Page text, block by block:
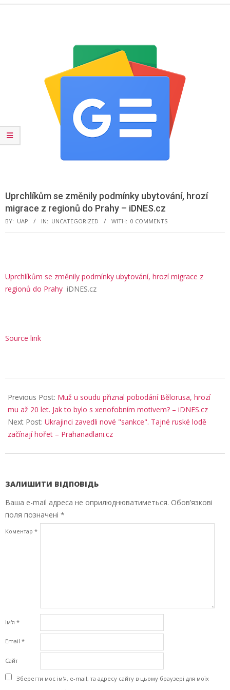
Uprchlíkům se změnily podmínky ubytování, hrozí
migrace z regionů do Prahy – iDNES.cz
BY: UAP IN: UNCATEGORIZED WITH: 0 COMMENTS
Uprchlíkům se změnily podmínky ubytování, hrozí migrace z
regionů do Prahy iDNES.cz
Source link
12-
07
Previous Post: Muž u soudu přiznal pobodání Bělorusa, hrozí
mu až 20 let. Jak to bylo s xenofobním motivem? – iDNES.cz
Next Post: Ukrajinci zavedli nové "sankce". Tajné ruské lodě
začínají hořet – Prahanadlani.cz
ЗАЛИШИТИ ВІДПОВІДЬ
Ваша e-mail адреса не оприлюднюватиметься. Обов’язкові
поля позначені *
Коментар *
Ім'я *
Email *
Сайт
Зберегти моє ім'я, e-mail, та адресу сайту в цьому браузері для моїх